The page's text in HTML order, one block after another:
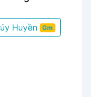
Huyền Gm